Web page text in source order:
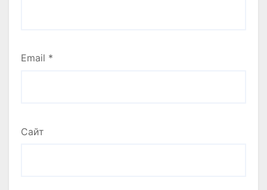
Email *
Сайт